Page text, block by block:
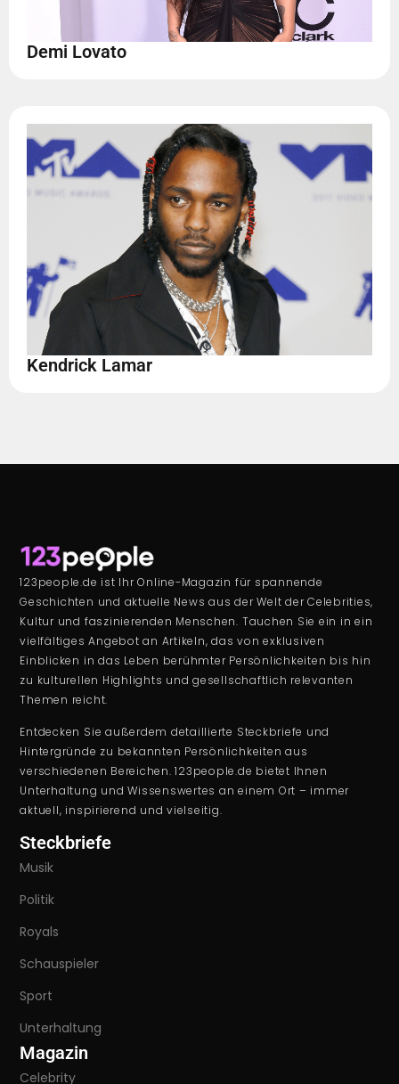
Demi Lovato
Kendrick Lamar
123people.de ist Ihr Online-Magazin für spannende
Geschichten und aktuelle News aus der Welt der Celebrities,
Kultur und faszinierenden Menschen. Tauchen Sie ein in ein
vielfältiges Angebot an Artikeln, das von exklusiven
Einblicken in das Leben berühmter Persönlichkeiten bis hin
zu kulturellen Highlights und gesellschaftlich relevanten
Themen reicht.
Entdecken Sie außerdem detaillierte Steckbriefe und
Hintergründe zu bekannten Persönlichkeiten aus
verschiedenen Bereichen. 123people.de bietet Ihnen
Unterhaltung und Wissenswertes an einem Ort – immer
aktuell, inspirierend und vielseitig.
Steckbriefe
Musik
Politik
Royals
Schauspieler
Sport
Unterhaltung
Magazin
Celebrity